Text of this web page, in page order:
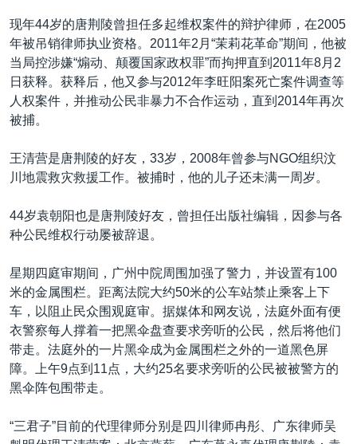
现年44岁的唐荆陵曾担任多起维权案件的辩护律师，在2005
年被吊销律师执业资格。2011年2月“茉莉花革命”期间，他被
当局控涉嫌“煽动、颠覆国家政权罪”而拘押直到2011年8月2
日获释。获释后，他又参与2012年李旺阳案死亡案件调查等
人权案件，并推动公民非暴力不合作运动，直到2014年再次
被捕。
王清营是唐荆陵的好友，33岁，2008年曾参与NGO组织汶
川地震救灾救援工作。被捕时，他的儿子还未满一周岁。
44岁袁朝阳也是唐荆陵好友，曾担任出版社编辑，因参与各
种公民维权行动屡被辞退。
星期四庭审期间，广州中院周围加强了警力，并设置有100
米的金属围栏。距离法院大约50米的公车站禁止乘客上下
车，以阻止民众围观庭审。据媒体和网友说，法庭外面有便
衣警察每人撑着一把黑伞盘查要求旁听的公民，然后将他们
带走。法庭外的一片黑伞成为金属围栏之外的一道黑色屏
障。上午9点到11点，大约25名要求旁听的公民被被警方的
黑伞阵包围带走。
“三君子”目前的代理律师分别是四川律师冉彤、广东律师吴